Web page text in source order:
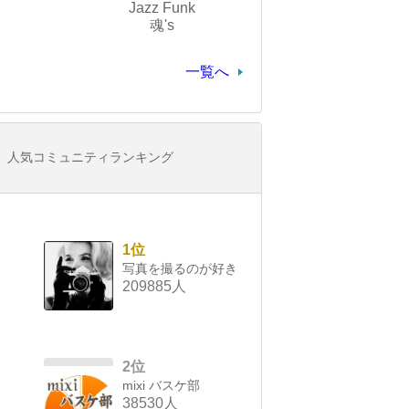
Jazz Funk
魂's
一覧へ
人気コミュニティランキング
1位
写真を撮るのが好き
209885人
2位
mixi バスケ部
38530人